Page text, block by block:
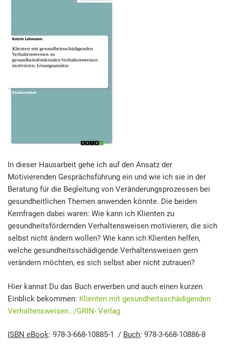
In dieser Hausarbeit gehe ich auf den Ansatz der
Motivierenden Gesprächsführung ein und wie ich sie in der
Beratung für die Begleitung von Veränderungsprozessen bei
gesundheitlichen Themen anwenden könnte. Die beiden
Kernfragen dabei waren: Wie kann ich Klienten zu
gesundheitsfördernden Verhaltensweisen motivieren, die sich
selbst nicht ändern wollen? Wie kann ich Klienten helfen,
welche gesundheitsschädigende Verhaltensweisen gern
verändern möchten, es sich selbst aber nicht zutrauen?
Hier kannst Du das Buch erwerben und auch einen kurzen
Einblick bekommen: Klienten mit gesundheitsschädigenden
Verhaltensweisen…/GRIN- Verlag
ISBN eBook: 978-3-668-10885-1 / Buch: 978-3-668-10886-8